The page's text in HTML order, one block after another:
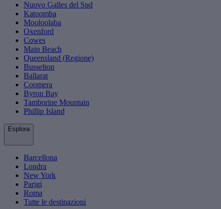
Nuovo Galles del Sud
Katoomba
Mooloolaba
Oxenford
Cowes
Main Beach
Queensland (Regione)
Busselton
Ballarat
Coomera
Byron Bay
Tamborine Mountain
Phillip Island
Esplora
Barcellona
Londra
New York
Parigi
Roma
Tutte le destinazioni